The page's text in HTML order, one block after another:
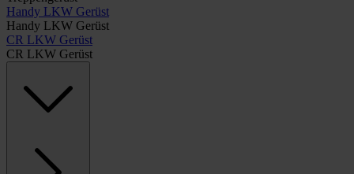
Handy LKW Gerüst
Handy LKW Gerüst
CR LKW Gerüst
CR LKW Gerüst